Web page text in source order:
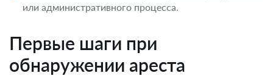
или административного процесса.
Первые шаги при
обнаружении ареста